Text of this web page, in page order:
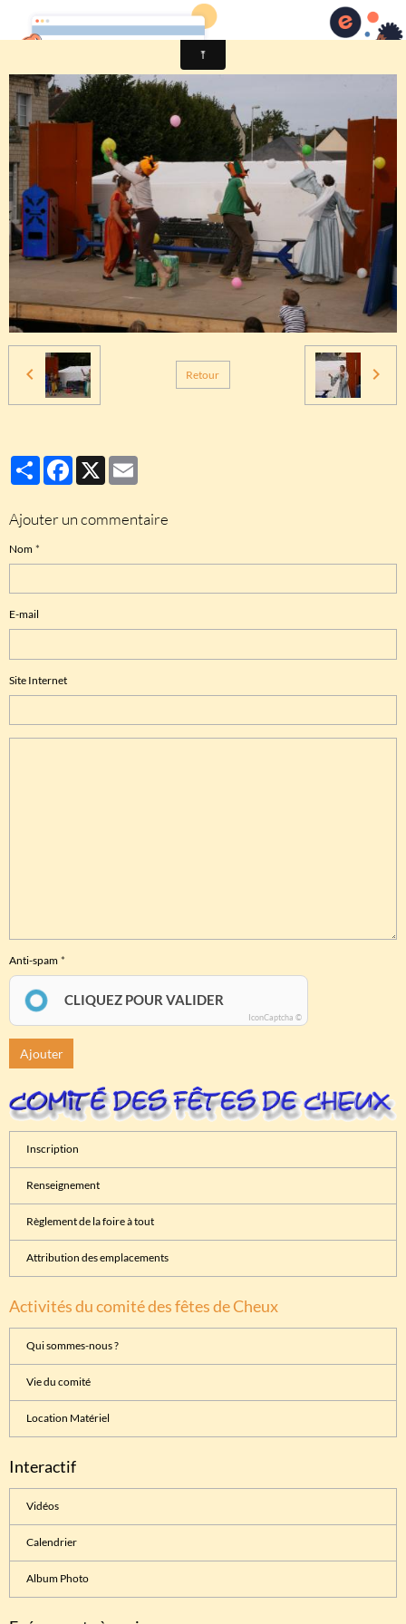
Comité des fêtes de CHEUX
Retour
PartagerFacebook
X
Ajouter un commentaire
Nom
E-mail
Site Internet
Anti-spam
CLIQUEZ POUR VALIDER
IconCaptcha ©
Ajouter
Inscription
Renseignement
Règlement de la foire à tout
Attribution des emplacements
Activités du comité des fêtes de Cheux
Qui sommes-nous ?
Vie du comité
Location Matériel
Interactif
Vidéos
Calendrier
Album Photo